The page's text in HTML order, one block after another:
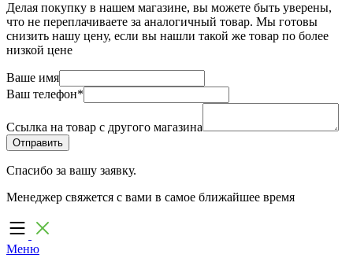
Делая покупку в нашем магазине, вы можете быть уверены,
что не переплачиваете за аналогичный товар. Мы готовы
снизить нашу цену, если вы нашли такой же товар по более
низкой цене
Ваше имя
Ваш телефон*
Ссылка на товар с другого магазина
Спасибо за вашу заявку.
Менеджер свяжется с вами в самое ближайшее время
Меню